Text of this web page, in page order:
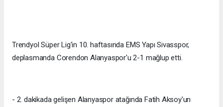
Trendyol Süper Lig'in 10. haftasında EMS Yapı Sivasspor,
deplasmanda Corendon Alanyaspor'u 2-1 mağlup etti.
- 2. dakikada gelişen Alanyaspor atağında Fatih Aksoy'un